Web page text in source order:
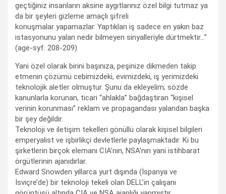
geçtiğiniz insanların aksine aygıtlarınız özel bilgi tutmaz ya
da bir şeyleri gizleme amaçlı şifreli
konuşmalar yapamazlar. Yaptıkları iş sadece en yakın baz
istasyonunu yalan nedir bilmeyen sinyalleriyle dürtmektir…”
(age-syf. 208-209)
Yani özel olarak birini başınıza, peşinize dikmeden takip
etmenin çözümü cebimizdeki, evimizdeki, iş yerimizdeki
teknolojik aletler olmuştur. Şunu da ekleyelim; sözde
kanunlarla korunan, ticari “ahlakla” bağdaştıran “kişisel
verinin korunması” reklam ve propagandası yalandan başka
bir şey değildir.
Teknoloji ve iletişim tekelleri gönüllü olarak kişisel bilgileri
emperyalist ve işbirlikçi devletlerle paylaşmaktadır. Ki bu
şirketlerin birçok elemanı CIA’nın, NSA’nın yani istihbarat
örgütlerinin ajanıdırlar.
Edward Snowden yıllarca yurt dışında (İspanya ve
İsviçre’de) bir teknoloji tekeli olan DELL’in çalışanı